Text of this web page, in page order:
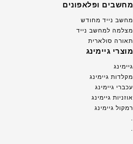
מחשבים ופלאפונים
מחשב נייד מחודש
מצלמה למחשב נייד
תאורה סולארית
מוצרי גיימינג
גיימינג
מקלדות גיימינג
עכברי גיימינג
אוזניות גיימינג
רמקול גיימינג
.
.